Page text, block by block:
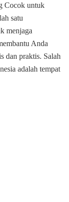
Tempat
Limo
depok
Cocok untuk
satu
menjaga
Anda
dan praktis. Salah
adalah tempat